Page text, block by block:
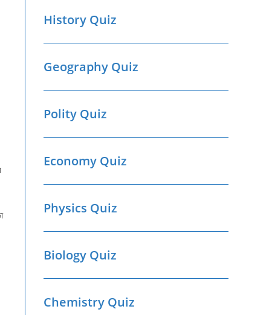
History Quiz
Geography Quiz
Polity Quiz
Economy Quiz
Physics Quiz
Biology Quiz
Chemistry Quiz